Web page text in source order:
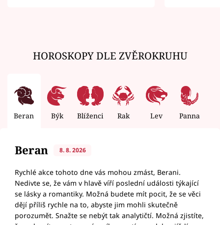
HOROSKOPY DLE ZVĚROKRUHU
Beran Býk Blíženci Rak Lev Panna
Beran 8. 8. 2026
Rychlé akce tohoto dne vás mohou zmást, Berani.
Nedivte se, že vám v hlavě víří poslední události týkající
se lásky a romantiky. Možná budete mít pocit, že se věci
dějí příliš rychle na to, abyste jim mohli skutečně
porozumět. Snažte se nebýt tak analytičtí. Možná zjistíte,